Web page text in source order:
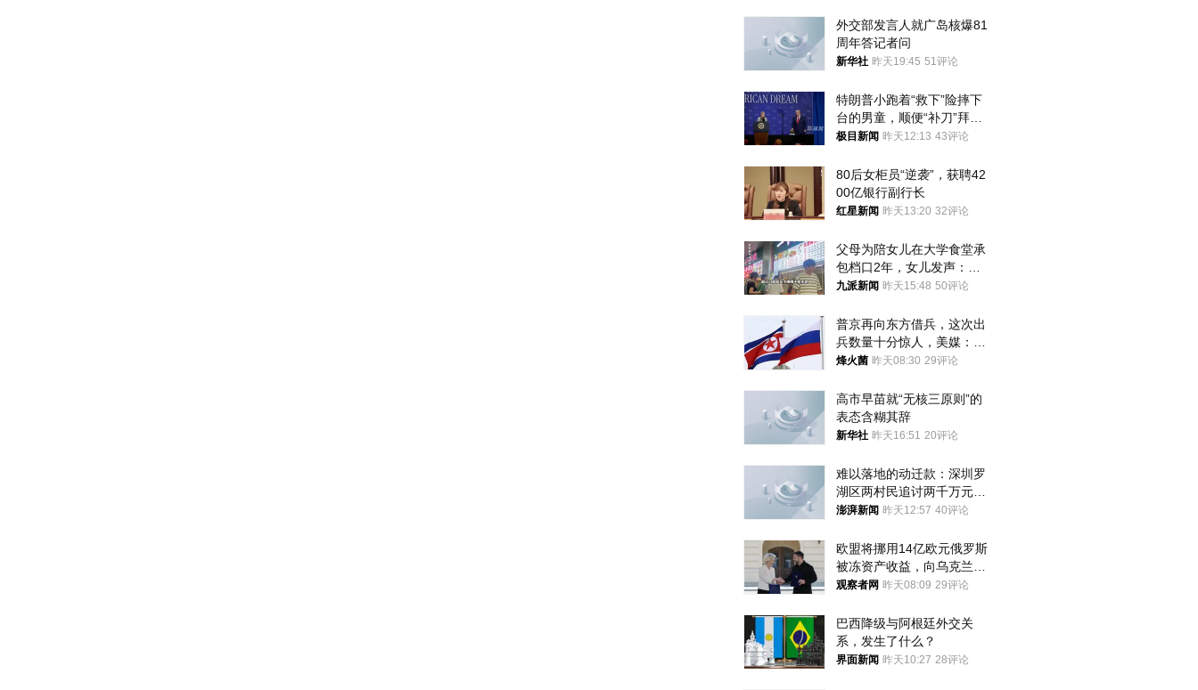
外交部发言人就广岛核爆81
周年答记者问
新华社 昨天19:45 51评论
特朗普小跑着“救下”险摔下
台的男童，顺便“补刀”拜
登：“我可不想他像拜登一
极目新闻 昨天12:13 43评论
80后女柜员“逆袭”，获聘42
00亿银行副行长
红星新闻 昨天13:20 32评论
父母为陪女儿在大学食堂承
包档口2年，女儿发声：初
衷是为了陪伴，毕业后将不
九派新闻 昨天15:48 50评论
普京再向东方借兵，这次出
兵数量十分惊人，美媒：俄
朝要动真格？
烽火菌 昨天08:30 29评论
高市早苗就“无核三原则”的
表态含糊其辞
新华社 昨天16:51 20评论
难以落地的动迁款：深圳罗
湖区两村民追讨两千万元动
迁款八年未果
澎湃新闻 昨天12:57 40评论
欧盟将挪用14亿欧元俄罗斯
被冻资产收益，向乌克兰提
供援助
观察者网 昨天08:09 29评论
巴西降级与阿根廷外交关
系，发生了什么？
界面新闻 昨天10:27 28评论